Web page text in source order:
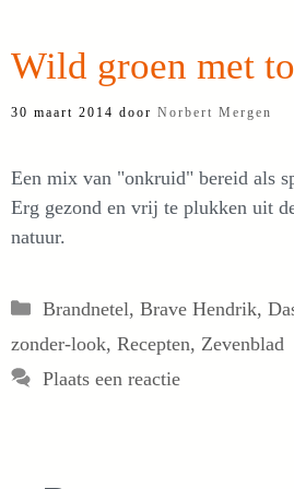
Wild groen met
30 maart 2014 door Norbert Mergen
Een mix van "onkruid" bereid als
Erg gezond en vrij te plukken uit
natuur.
Categorieën
Brandnetel, Brave Hendrik,
zonder-look, Recepten, Zevenblad
Plaats een reactie